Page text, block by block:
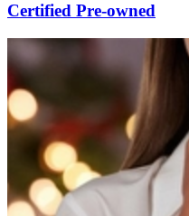
Certified Pre-owned